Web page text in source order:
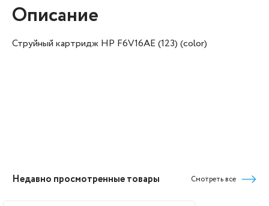
Описание
Струйный картридж HP F6V16AE (123) (color)
Недавно просмотренные товары Смотреть все